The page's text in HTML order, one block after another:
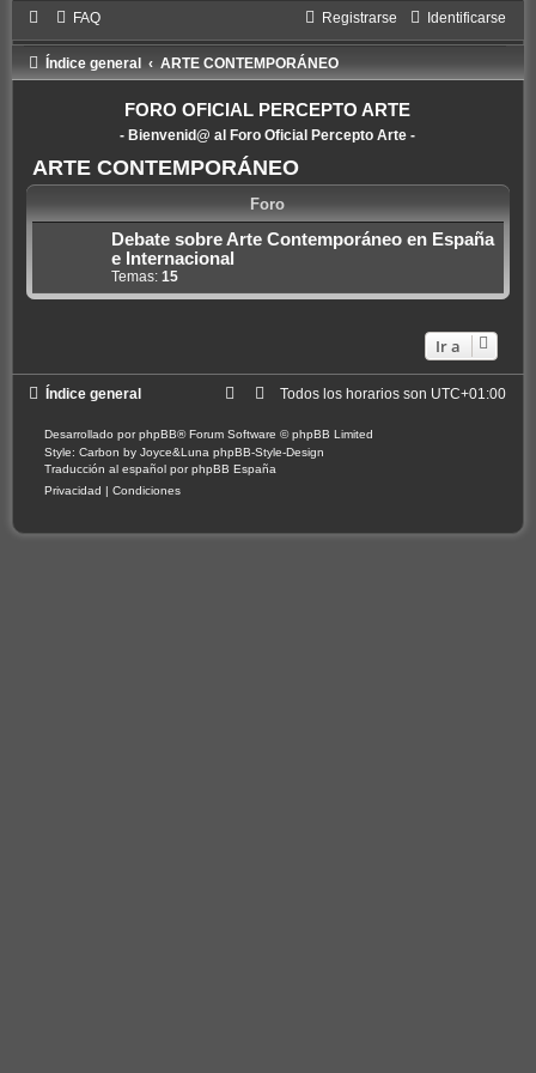
FAQ Identificarse
Registrarse
Índice general ARTE CONTEMPORÁNEO
FORO OFICIAL PERCEPTO ARTE
- Bienvenid@ al Foro Oficial Percepto Arte -
ARTE CONTEMPORÁNEO
Foro
Debate sobre Arte Contemporáneo en España
e Internacional
Temas: 15
Ir a
Índice general Todos los horarios son UTC+01:00
Desarrollado porphpBB® Forum Software © phpBB Limited
Style: Carbon by Joyce&Luna phpBB-Style-Design
Traducción al español porphpBB España
Privacidad | Condiciones